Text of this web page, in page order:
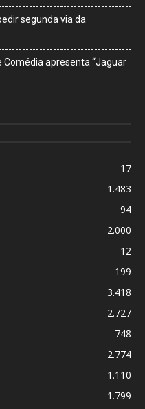
segunda via da
Comédia apresenta “Jaguar
17
1.483
94
2.000
12
199
3.418
2.727
748
2.774
1.110
1.799